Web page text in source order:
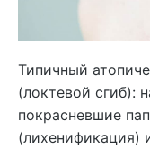
Типичный
(локтевой сгиб):
покрасневшие
(лихенификация)